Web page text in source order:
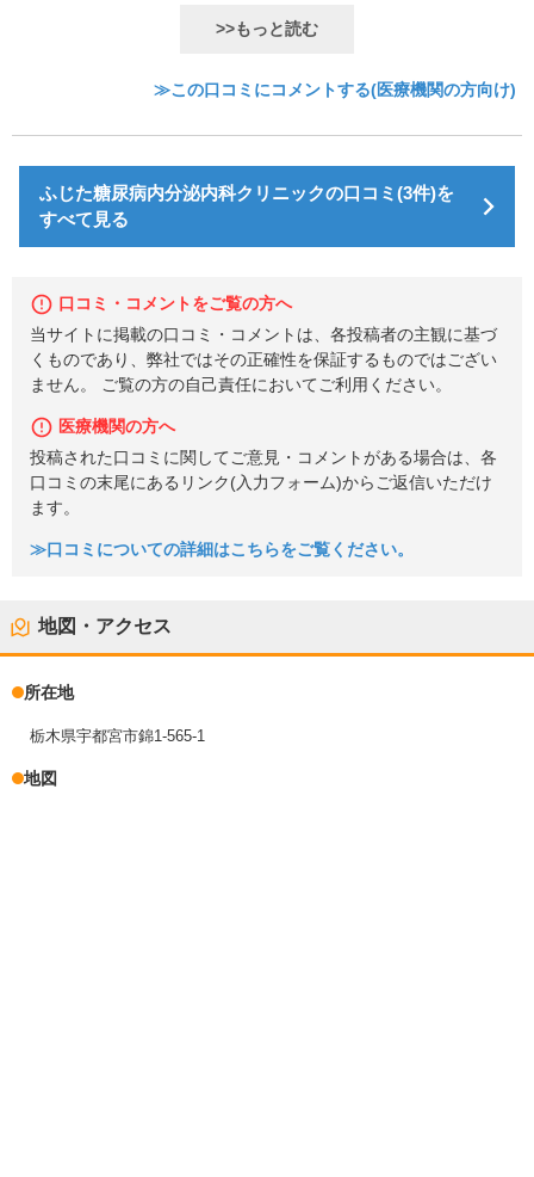
>>もっと読む
≫この口コミにコメントする(医療機関の方向け)
ふじた糖尿病内分泌内科クリニックの口コミ(3件)を
すべて見る
口コミ・コメントをご覧の方へ
当サイトに掲載の口コミ・コメントは、各投稿者の主観に基づ
くものであり、弊社ではその正確性を保証するものではござい
ません。 ご覧の方の自己責任においてご利用ください。
医療機関の方へ
投稿された口コミに関してご意見・コメントがある場合は、各
口コミの末尾にあるリンク(入力フォーム)からご返信いただけ
ます。
≫口コミについての詳細はこちらをご覧ください。
地図・アクセス
所在地
栃木県宇都宮市錦1-565-1
地図